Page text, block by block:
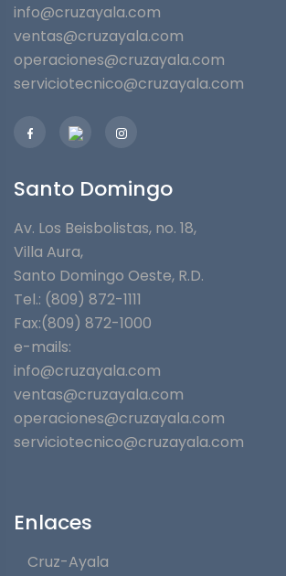
info@cruzayala.com
ventas@cruzayala.com
operaciones@cruzayala.com
serviciotecnico@cruzayala.com
Santo Domingo
Av. Los Beisbolistas, no. 18,
Villa Aura,
Santo Domingo Oeste, R.D.
Tel.: (809) 872-1111
Fax:(809) 872-1000
e-mails:
info@cruzayala.com
ventas@cruzayala.com
operaciones@cruzayala.com
serviciotecnico@cruzayala.com
Enlaces
Cruz-Ayala